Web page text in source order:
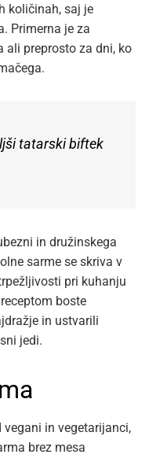
količinah, saj je
Primerna je za
ali preprosto za dni, ko
tatarski biftek
in družinskega
sarme se skriva v
pri kuhanju
boste
in ustvarili
jedi.
in vegetarijanci,
brez mesa